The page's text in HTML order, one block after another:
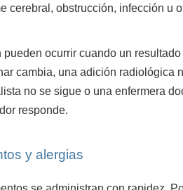
cerebral, obstrucción, infección u
pueden ocurrir cuando un
cambia, una adición radiológica
no se sigue o una enfermera
responde.
y alergias